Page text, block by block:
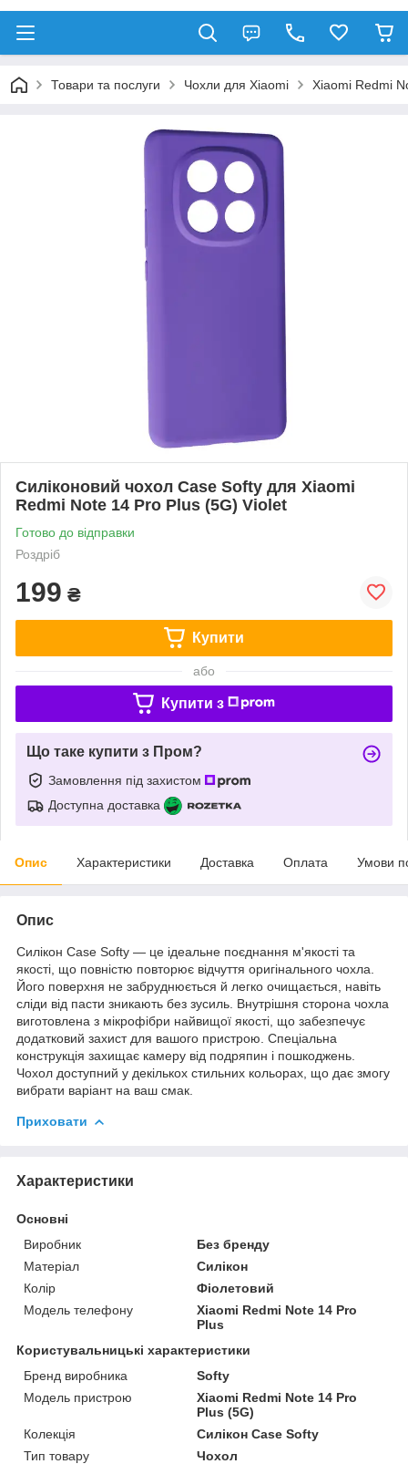
Товари та послуги Чохли для Xiaomi Xiaomi Redmi
Силіконовий чохол Case Softy для Xiaomi
Redmi Note 14 Pro Plus (5G) Violet
Готово до відправки
Роздріб
199 ₴
Купити
або
Купити з
Що таке купити з Пром?
Замовлення під захистом
Доступна доставка
Опис Характеристики Доставка Оплата Умови
Опис
Силікон Case Softy — це ідеальне поєднання м'якості та
якості, що повністю повторює відчуття оригінального чохла.
Його поверхня не забруднюється й легко очищається, навіть
сліди від пасти зникають без зусиль. Внутрішня сторона чохла
виготовлена з мікрофібри найвищої якості, що забезпечує
додатковий захист для вашого пристрою. Спеціальна
конструкція захищає камеру від подряпин і пошкоджень.
Чохол доступний у декількох стильних кольорах, що дає змогу
вибрати варіант на ваш смак.
Приховати
Характеристики
Основні
Виробник
Без бренду
Матеріал
Силікон
Колір
Фіолетовий
Модель телефону
Xiaomi Redmi Note 14 Pro
Plus
Користувальницькі характеристики
Бренд виробника
Softy
Модель пристрою
Xiaomi Redmi Note 14 Pro
Plus (5G)
Колекція
Силікон Case Softy
Тип товару
Чохол